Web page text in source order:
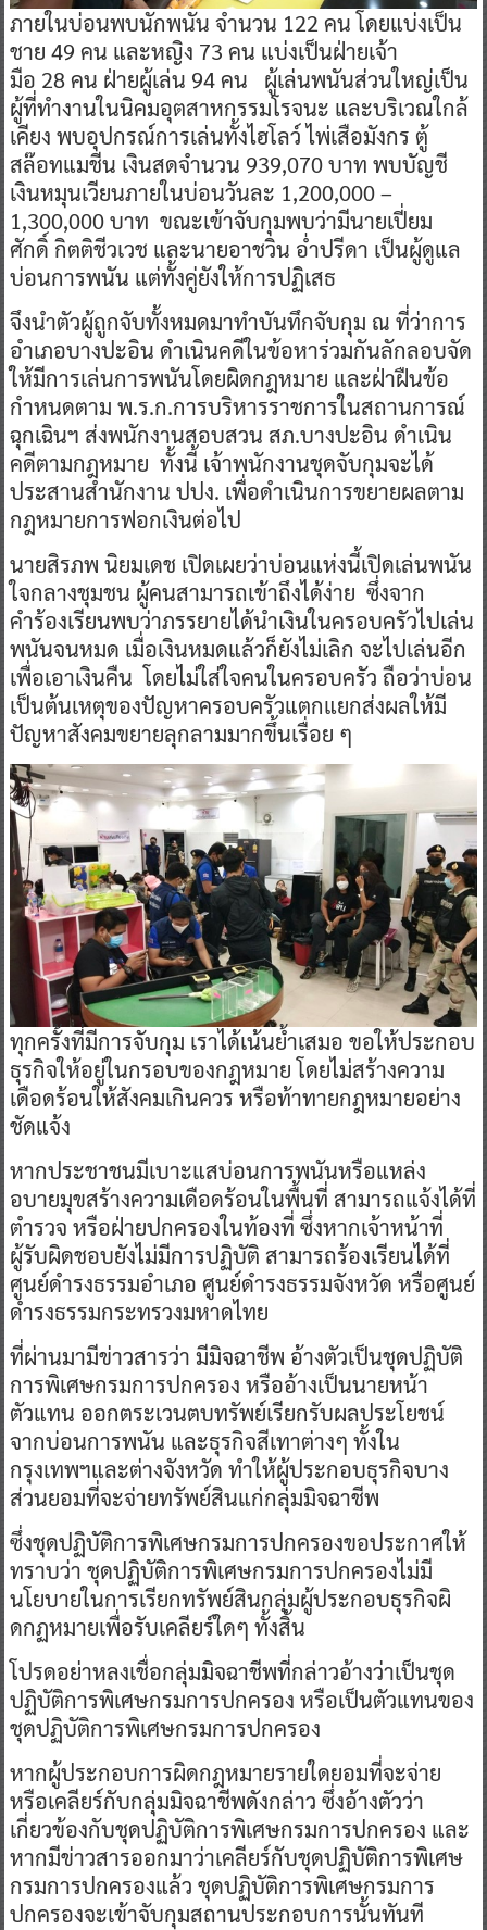
ภายในบ่อนพบนักพนัน จำนวน 122 คน โดยแบ่งเป็น
ชาย 49 คน และหญิง 73 คน แบ่งเป็นฝ่ายเจ้า
มือ 28 คน ฝ่ายผู้เล่น 94 คน ผู้เล่นพนันส่วนใหญ่เป็น
ผู้ที่ทำงานในนิคมอุตสาหกรรมโรจนะ และบริเวณใกล้
เคียง พบอุปกรณ์การเล่นทั้งไฮโลว์ ไพ่เสือมังกร ตู้
สล๊อทแมชีน เงินสดจำนวน 939,070 บาท พบบัญชี
เงินหมุนเวียนภายในบ่อนวันละ 1,200,000 –
1,300,000 บาท ขณะเข้าจับกุมพบว่ามีนายเปี่ยม
ศักดิ์ กิตติชีวเวช และนายอาชวิน อ่ำปรีดา เป็นผู้ดูแล
บ่อนการพนัน แต่ทั้งคู่ยังให้การปฏิเสธ
จึงนำตัวผู้ถูกจับทั้งหมดมาทำบันทึกจับกุม ณ ที่ว่าการ
อำเภอบางปะอิน ดำเนินคดีในข้อหาร่วมกันลักลอบจัด
ให้มีการเล่นการพนันโดยผิดกฎหมาย และฝ่าฝืนข้อ
กำหนดตาม พ.ร.ก.การบริหารราชการในสถานการณ์
ฉุกเฉินฯ ส่งพนักงานสอบสวน สภ.บางปะอิน ดำเนิน
คดีตามกฎหมาย ทั้งนี้ เจ้าพนักงานชุดจับกุมจะได้
ประสานสำนักงาน ปปง. เพื่อดำเนินการขยายผลตาม
กฎหมายการฟอกเงินต่อไป
นายสิรภพ นิยมเดช เปิดเผยว่าบ่อนแห่งนี้เปิดเล่นพนัน
ใจกลางชุมชน ผู้คนสามารถเข้าถึงได้ง่าย ซึ่งจาก
คำร้องเรียนพบว่าภรรยายได้นำเงินในครอบครัวไปเล่น
พนันจนหมด เมื่อเงินหมดแล้วก็ยังไม่เลิก จะไปเล่นอีก
เพื่อเอาเงินคืน โดยไม่ใส่ใจคนในครอบครัว ถือว่าบ่อน
เป็นต้นเหตุของปัญหาครอบครัวแตกแยกส่งผลให้มี
ปัญหาสังคมขยายลุกลามมากขึ้นเรื่อย ๆ
ทุกครั้งที่มีการจับกุม เราได้เน้นย้ำเสมอ ขอให้ประกอบ
ธุรกิจให้อยู่ในกรอบของกฎหมาย โดยไม่สร้างความ
เดือดร้อนให้สังคมเกินควร หรือท้าทายกฎหมายอย่าง
ชัดแจ้ง
หากประชาชนมีเบาะแสบ่อนการพนันหรือแหล่ง
อบายมุขสร้างความเดือดร้อนในพื้นที่ สามารถแจ้งได้ที่
ตำรวจ หรือฝ่ายปกครองในท้องที่ ซึ่งหากเจ้าหน้าที่
ผู้รับผิดชอบยังไม่มีการปฏิบัติ สามารถร้องเรียนได้ที่
ศูนย์ดำรงธรรมอำเภอ ศูนย์ดำรงธรรมจังหวัด หรือศูนย์
ดำรงธรรมกระทรวงมหาดไทย
ที่ผ่านมามีข่าวสารว่า มีมิจฉาชีพ อ้างตัวเป็นชุดปฏิบัติ
การพิเศษกรมการปกครอง หรืออ้างเป็นนายหน้า
ตัวแทน ออกตระเวนตบทรัพย์เรียกรับผลประโยชน์
จากบ่อนการพนัน และธุรกิจสีเทาต่างๆ ทั้งใน
กรุงเทพฯและต่างจังหวัด ทำให้ผู้ประกอบธุรกิจบาง
ส่วนยอมที่จะจ่ายทรัพย์สินแก่กลุ่มมิจฉาชีพ
ซึ่งชุดปฏิบัติการพิเศษกรมการปกครองขอประกาศให้
ทราบว่า ชุดปฏิบัติการพิเศษกรมการปกครองไม่มี
นโยบายในการเรียกทรัพย์สินกลุ่มผู้ประกอบธุรกิจผิ
ดกฏหมายเพื่อรับเคลียร์ใดๆ ทั้งสิ้น
โปรดอย่าหลงเชื่อกลุ่มมิจฉาชีพที่กล่าวอ้างว่าเป็นชุด
ปฏิบัติการพิเศษกรมการปกครอง หรือเป็นตัวแทนของ
ชุดปฏิบัติการพิเศษกรมการปกครอง
หากผู้ประกอบการผิดกฎหมายรายใดยอมที่จะจ่าย
หรือเคลียร์กับกลุ่มมิจฉาชีพดังกล่าว ซึ่งอ้างตัวว่า
เกี่ยวข้องกับชุดปฏิบัติการพิเศษกรมการปกครอง และ
หากมีข่าวสารออกมาว่าเคลียร์กับชุดปฏิบัติการพิเศษ
กรมการปกครองแล้ว ชุดปฏิบัติการพิเศษกรมการ
ปกครองจะเข้าจับกุมสถานประกอบการนั้นทันที